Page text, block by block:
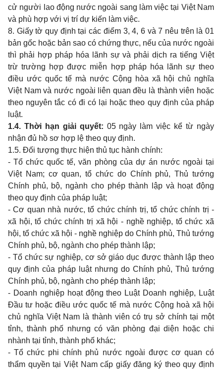
cử người lao động nước ngoài sang làm việc tại Việt Nam
và phù hợp với vị trí dự kiến làm việc.
8. Giấy tờquy định tại các điểm 3, 4, 6 và7 nêu trên là 01
bản gốc hoặc bản sao có chứng thực, nếu của nước ngoài
thì phải hợp pháp hóa lãnh sự và phải dịch ratiếng Việt
trừ trường hợp được miễn hợp pháp hóa lãnh sự theo
điều ước quốc tế mà nước Cộng hòa xã hội chủ nghĩa
Việt Namvà nước ngoài liên quanđều là thành viên hoặc
theo nguyên tắc có đi có lại hoặctheo quy định của pháp
luật.
1.4. Thời hạn giải quyết: 05 ngày làm việc kể từ ngày
nhận đủ hồ sơ hợp lệ theo quy định.
1.5. Đối tượng thực hiện thủ tục hành chính:
-Tổ chức quốc tế, văn phòng của dự án nước ngoài tại
Việt Nam; cơquan,tổ chức do Chính phủ, Thủ tướng
Chính phủ, bộ, ngành cho phép thành lập và hoạt động
theo quy định của pháp luật;
-Cơ quan nhà nước, tổ chức chính trị, tổ chức chính trị-
xã hội, tổ chức chính trị xã hội - nghề nghiệp, tổ chức xã
hội, tổ chức xã hội - nghề nghiệp do Chính phủ, Thủ tướng
Chính phủ, bộ, ngành cho phép thành lập;
- Tổ chức sự nghiệp, cơ sở giáo dục được thành lập theo
quy định của pháp luật nhưng do Chính phủ, Thủ tướng
Chính phủ, bộ, ngành cho phép thành lập;
- Doanh nghiệp hoạt độngtheo Luật Doanh nghiệp, Luật
Đầu tư hoặc điều ước quốc tế mà nước Cộng hoà xã hội
chủ nghĩa Việt Nam là thành viên có trụ sở chính tại một
tỉnh, thành phố nhưng có văn phòng đại diện hoặc chi
nhành tại tỉnh, thành phố khác;
-Tổ chức phichính phủ nước ngoài được cơ quancó
thẩm quyền tại Việt Namcấp giấy đăng ký theo quyđịnh